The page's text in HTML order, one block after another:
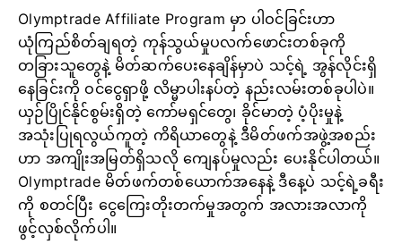
Olymptrade Affiliate Program မှာ ပါဝင်ခြင်းဟာ
ယုံကြည်စိတ်ချရတဲ့ ကုန်သွယ်မှုပလက်ဖောင်းတစ်ခုကို
တခြားသူတွေနဲ့ မိတ်ဆက်ပေးနေချိန်မှာပဲ သင့်ရဲ့ အွန်လိုင်းရှိ
နေခြင်းကို ဝင်ငွေရှာဖို့ လိမ္မာပါးနပ်တဲ့ နည်းလမ်းတစ်ခုပါပဲ။
ယှဉ်ပြိုင်နိုင်စွမ်းရှိတဲ့ ကော်မရှင်တွေ၊ ခိုင်မာတဲ့ ပံ့ပိုးမှုနဲ့
အသုံးပြုရလွယ်ကူတဲ့ ကိရိယာတွေနဲ့ ဒီမိတ်ဖက်အဖွဲ့အစည်း
ဟာ အကျိုးအမြတ်ရှိသလို ကျေနပ်မှုလည်း ပေးနိုင်ပါတယ်။
Olymptrade မိတ်ဖက်တစ်ယောက်အနေနဲ့ ဒီနေ့ပဲ သင့်ရဲ့ခရီး
ကို စတင်ပြီး ငွေကြေးတိုးတက်မှုအတွက် အလားအလာကို
ဖွင့်လှစ်လိုက်ပါ။